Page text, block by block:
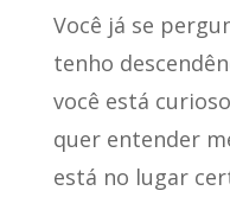
Você já se
tenho
você está
quer entender
está no lugar